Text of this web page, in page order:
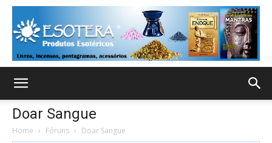
Doar Sangue
Home › Fóruns › Doar Sangue